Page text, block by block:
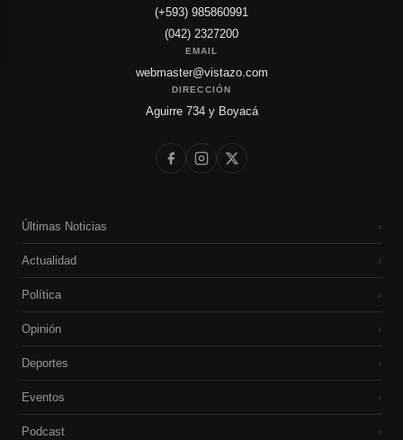
(+593) 985860991
(042) 2327200
EMAIL
webmaster@vistazo.com
DIRECCIÓN
Aguirre 734 y Boyacá
Últimas Noticias ›
Actualidad ›
Política ›
Opinión ›
Deportes ›
Eventos ›
Podcast ›